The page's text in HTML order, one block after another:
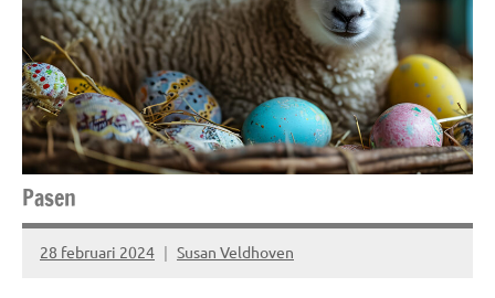
gecategoriseerd
Nieuwtjes
Ziek,
zwak &
misselijk
Pasen
28 februari 2024 Susan Veldhoven
Geen